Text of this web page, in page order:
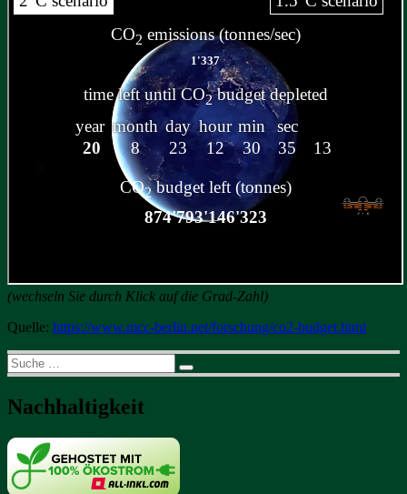
(wechseln Sie durch Klick auf die Grad-Zahl)
Quelle: https://www.mcc-berlin.net/forschung/co2-budget.html
Suche
nach:
Suchen
Nachhaltigkeit